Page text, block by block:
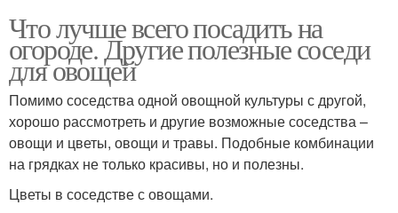
Что лучше всего посадить на
огороде. Другие полезные соседи
для овощей
Помимо соседства одной овощной культуры с другой,
хорошо рассмотреть и другие возможные соседства –
овощи и цветы, овощи и травы. Подобные комбинации
на грядках не только красивы, но и полезны.
Цветы в соседстве с овощами.